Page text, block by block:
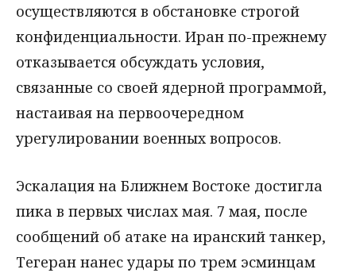
осуществляются в обстановке строгой
конфиденциальности. Иран по-прежнему
отказывается обсуждать условия,
связанные со своей ядерной программой,
настаивая на первоочередном
урегулировании военных вопросов.
Эскалация на Ближнем Востоке достигла
пика в первых числах мая. 7 мая, после
сообщений об атаке на иранский танкер,
Тегеран нанес удары по трем эсминцам